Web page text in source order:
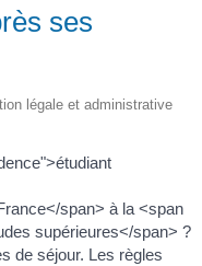
ses
légale et administrative
span> à la <span
supérieures</span> ?
de séjour. Les règles